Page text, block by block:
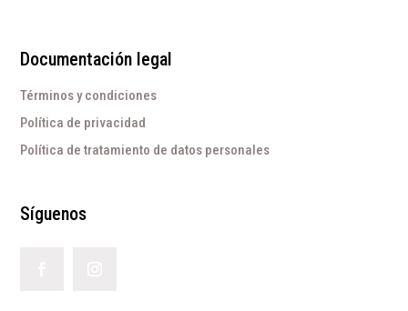
Documentación legal
Términos y condiciones
Política de privacidad
Política de tratamiento de datos personales
Síguenos